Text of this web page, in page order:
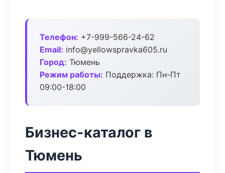
Телефон: +7-999-566-24-62
Email: info@yellowspravka605.ru
Город: Тюмень
Режим работы: Поддержка: Пн-Пт
09:00-18:00
Бизнес-каталог в
Тюмень